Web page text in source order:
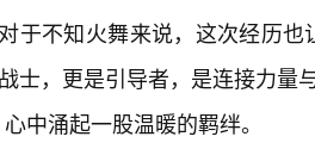
于不知火舞来说，这次经历也
士，更是引导者，是连接力量
中涌起一股温暖的羁绊。